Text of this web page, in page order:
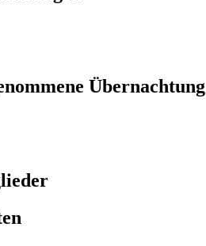
Übernachtung